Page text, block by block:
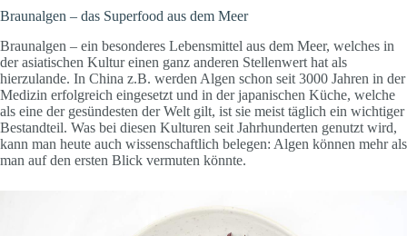
Braunalgen – das Superfood aus dem Meer
Braunalgen – ein besonderes Lebensmittel aus dem Meer, welches in
der asiatischen Kultur einen ganz anderen Stellenwert hat als
hierzulande. In China z.B. werden Algen schon seit 3000 Jahren in der
Medizin erfolgreich eingesetzt und in der japanischen Küche, welche
als eine der gesündesten der Welt gilt, ist sie meist täglich ein wichtiger
Bestandteil. Was bei diesen Kulturen seit Jahrhunderten genutzt wird,
kann man heute auch wissenschaftlich belegen: Algen können mehr als
man auf den ersten Blick vermuten könnte.